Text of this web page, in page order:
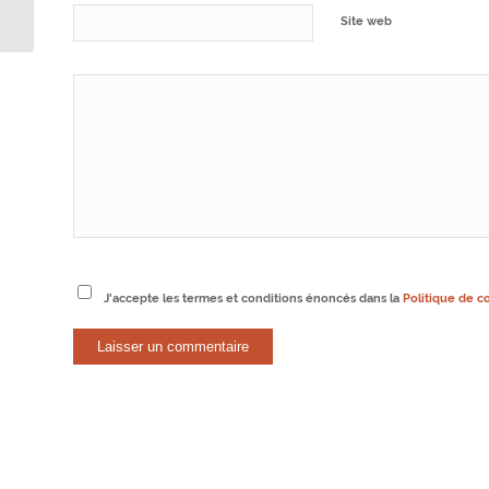
Site web
J'accepte les termes et conditions énoncés dans la Politique de